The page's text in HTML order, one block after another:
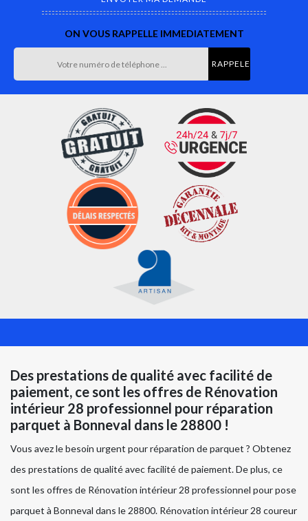
ON VOUS RAPPELLE IMMEDIATEMENT
Des prestations de qualité avec facilité de
paiement, ce sont les offres de Rénovation
intérieur 28 professionnel pour réparation
parquet à Bonneval dans le 28800 !
Vous avez le besoin urgent pour réparation de parquet ? Obtenez
des prestations de qualité avec facilité de paiement. De plus, ce
sont les offres de Rénovation intérieur 28 professionnel pour pose
parquet à Bonneval dans le 28800. Rénovation intérieur 28 coureur